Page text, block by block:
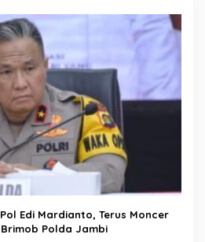
Edi Mardianto, Terus Moncer
Polda Jambi